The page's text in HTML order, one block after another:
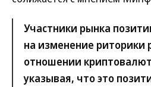
Участники рынка
на изменение риторики
отношении
указывая, что это